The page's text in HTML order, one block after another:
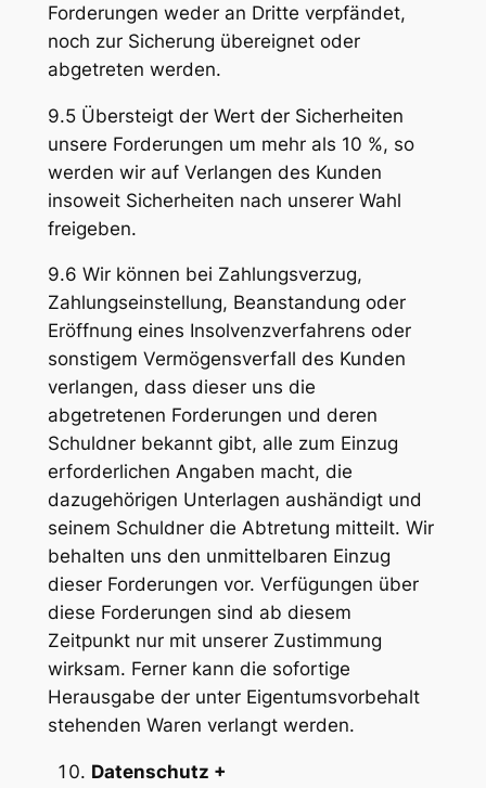
Forderungen weder an Dritte verpfändet,
noch zur Sicherung übereignet oder
abgetreten werden.
9.5 Übersteigt der Wert der Sicherheiten
unsere Forderungen um mehr als 10 %, so
werden wir auf Verlangen des Kunden
insoweit Sicherheiten nach unserer Wahl
freigeben.
9.6 Wir können bei Zahlungsverzug,
Zahlungseinstellung, Beanstandung oder
Eröffnung eines Insolvenzverfahrens oder
sonstigem Vermögensverfall des Kunden
verlangen, dass dieser uns die
abgetretenen Forderungen und deren
Schuldner bekannt gibt, alle zum Einzug
erforderlichen Angaben macht, die
dazugehörigen Unterlagen aushändigt und
seinem Schuldner die Abtretung mitteilt. Wir
behalten uns den unmittelbaren Einzug
dieser Forderungen vor. Verfügungen über
diese Forderungen sind ab diesem
Zeitpunkt nur mit unserer Zustimmung
wirksam. Ferner kann die sofortige
Herausgabe der unter Eigentumsvorbehalt
stehenden Waren verlangt werden.
Datenschutz +